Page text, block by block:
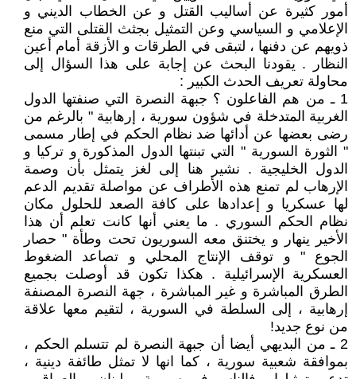
أمور كثيرة عن أساليب القتل و عن الخطاب الديني و
الإعلامي و السياسي وعن التمثيل بجثث القتلى التي منع
ذويهم عن دفنها ، لتبقى في الطرقات و الأزقة أمام أعين
النظار . يقودنا البحث عن إجابة على هذا السؤال إلى
محاولة تعريف الحدث الكبير :
1 ـ من هم الفاعلون ؟ جبهة النصرة التي صنفتها الدول
الغربية المتدخلة في شؤون سورية ، إرهابية " بالرغم من
رضى بعضها عن أدائها ضد نظام الحكم في إطار مسمى
" الثورة السورية " التي تبنتها الدول المذكورة و تركيا و
الدول الخليجية . نشير هنا إلى لغز يتمثل بأن وصمة
الإرهاب لم تمنع هذه الأطراف عن مواصلة تقديم الدعم
لها عسكريا و إعدادها على كافة الصعد للحلول مكان
نظام الحكم السوري . ما يعني أنها كانت تعلم أن هذا
الأخير ينهار و يختنق معه السوريون تحت وطأة " حصار
الجوع " و توقف الإنتاج المحلي و تصاعد الضغوط
العسكرية الإسرائيلية . هكذا تكون قد أوصلت بجميع
الطرق المباشرة و غير المباشرة ، جهة النصرة المصنفة
إرهابية ، إلى السلطة في السورية ، لتقيم معها علاقة
من نوع جديد!
2 ـ من البديهي أيضا أن جبهة النصرة لم تتسلم الحكم ،
بموافقة شعبية سورية ، كما انها لا تمثل طائفة دينية ،